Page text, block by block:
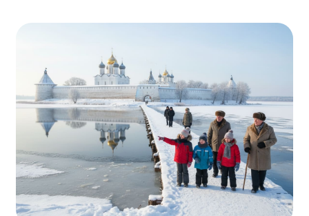
Казанский планетарий
4 часа от 1 690₽
Смотреть